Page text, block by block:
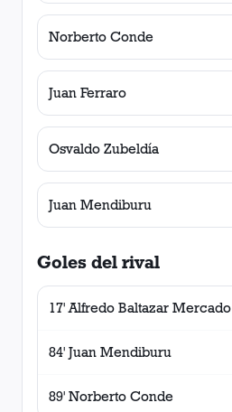
Norberto Conde
Juan Ferraro
Osvaldo Zubeldía
Juan Mendiburu
Goles del rival
17' Alfredo Baltazar Mercado
84' Juan Mendiburu
89' Norberto Conde